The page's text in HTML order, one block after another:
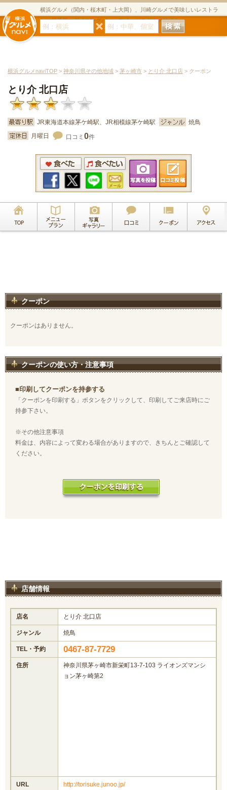
横浜グルメ（関内・桜木町・上大岡）、川崎グルメで美味しいレストラ
ン・居酒屋・ダイニングバー・スイーツのグルメサイト
横浜グルメnaviTOP > 神奈川県その他地域 > 茅ヶ崎市 > とり介 北口店 > クーポン
とり介 北口店
JR東海道本線茅ケ崎駅、JR相模線茅ケ崎駅
焼鳥
月曜日
口コミ 0件
クーポン
クーポンはありません。
クーポンの使い方・注意事項
■印刷してクーポンを持参する
「クーポンを印刷する」ボタンをクリックして、印刷してご来店時にご
持参下さい。
※その他注意事項
料金は、内容によって変わる場合がありますので、きちんとご確認して
ください。
店舗情報
店名 とり介 北口店
ジャンル 焼鳥
TEL・予約 0467-87-7729
住所
神奈川県茅ヶ崎市新栄町13-7-103 ライオンズマンシ
ョン茅ヶ崎第2
URL http://torisuke.junoo.jp/